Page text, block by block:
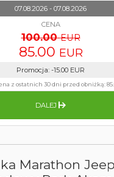
Marathon
07.08.2026 - 07.08.2026
CENA
100.00 EUR
85.00 EUR
Promocja: -15.00 EUR
z ostatnich 30 dni przed obniżką:
DALEJ